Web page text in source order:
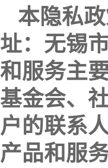
本隐私
址：无锡
和服务主
基金会、
户的联系
产品和服